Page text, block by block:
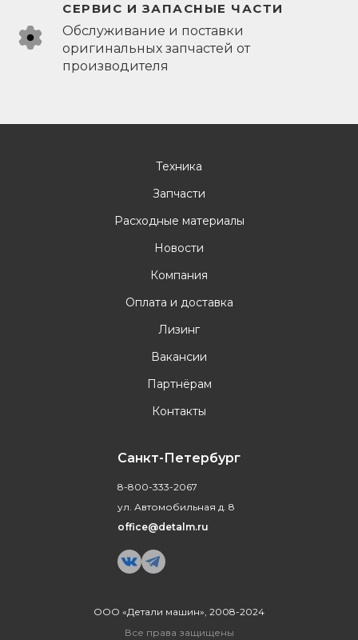
СЕРВИС И ЗАПАСНЫЕ ЧАСТИ
Обслуживание и поставки
оригинальных запчастей от
производителя
ООО «Детали машин», 2008-2024
Все права защищены
Техника
Запчасти
Расходные материалы
Новости
Компания
Оплата и доставка
Лизинг
Вакансии
Партнёрам
Контакты
Санкт-Петербург
8-800-333-2067
ул. Автомобильная д. 8
office@detalm.ru